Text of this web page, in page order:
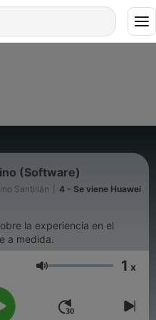
(Software)
Santillán
4 - Se viene Huawei
la experiencia en el
a medida.
Volumen 1 x